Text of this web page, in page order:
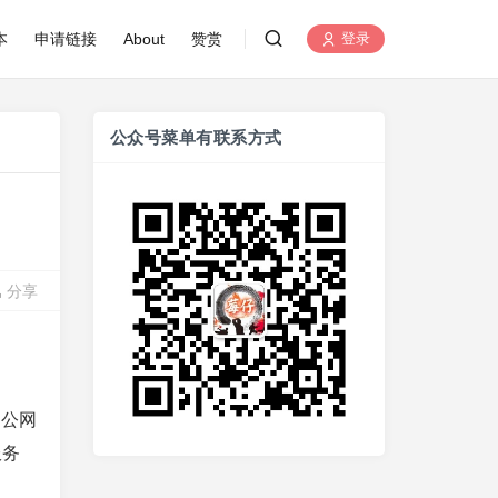
申请链接 About 赞赏 登录
分享
网
公众号菜单有联系方式